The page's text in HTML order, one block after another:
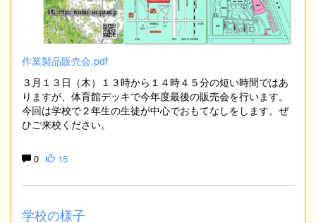
作業製品販売会.pdf
３月１３日（木）１３時から１４時４５分の短い時間ではあ
りますが、体育館デッキで今年度最後の販売会を行います。
今回は学校で２年生の生徒が中心でおもてなしをします。ぜ
ひご来校ください。
0 15
学校の様子